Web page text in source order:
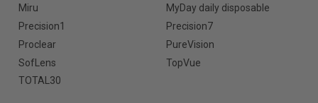
Miru
MyDay daily disposable
Precision1
Precision7
Proclear
PureVision
SofLens
TopVue
TOTAL30